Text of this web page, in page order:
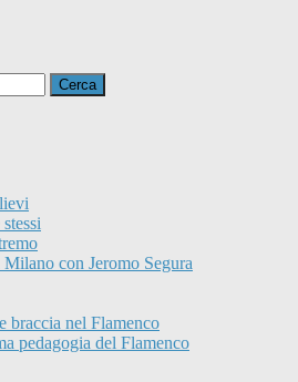
con Jeromo Segura
braccia nel Flamenco
pedagogia del Flamenco